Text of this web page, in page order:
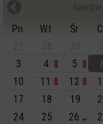
Pn
Wt Śr
3
4 5
10
11 12
17
18 19
24
25 26